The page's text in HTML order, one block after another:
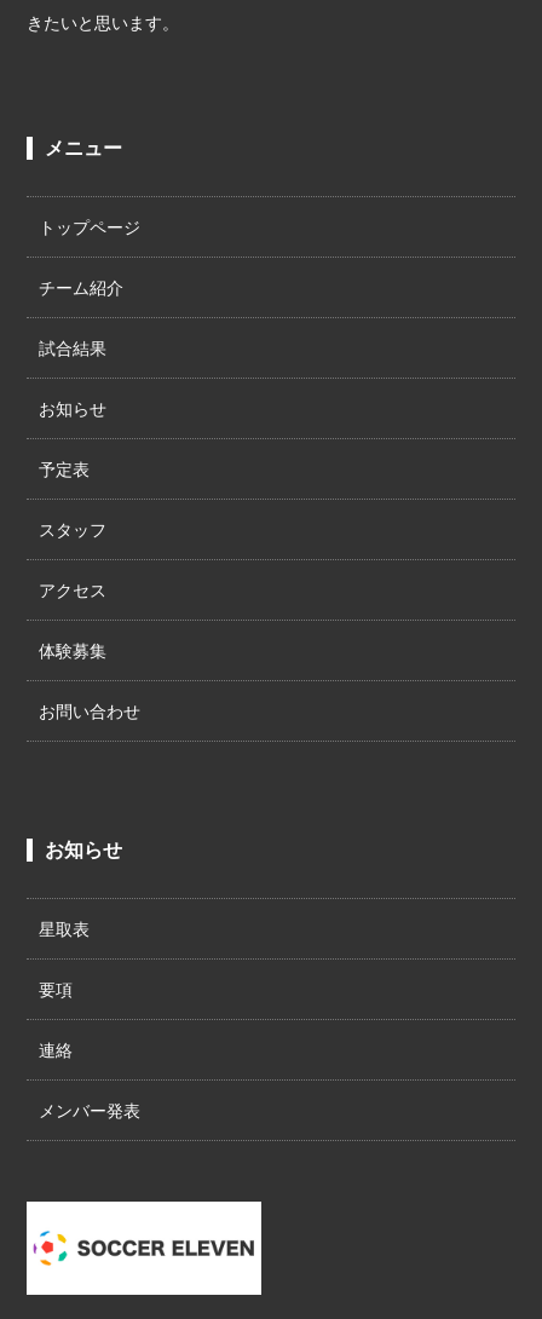
きたいと思います。
メニュー
トップページ
チーム紹介
試合結果
お知らせ
予定表
スタッフ
アクセス
体験募集
お問い合わせ
お知らせ
星取表
要項
連絡
メンバー発表